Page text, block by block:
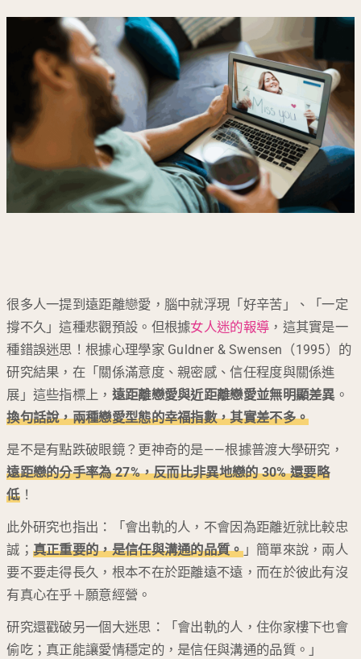
很多人一提到遠距離戀愛，腦中就浮現「好辛苦」、「一定
撐不久」這種悲觀預設。但根據女人迷的報導 ，這其實是一
種錯誤迷思！根據心理學家 Guldner & Swensen（1995）的
研究結果，在「關係滿意度、親密感、信任程度與關係進
展」這些指標上， 遠距離戀愛與近距離戀愛並無明顯差異。
換句話說，兩種戀愛型態的幸福指數，其實差不多。
是不是有點跌破眼鏡？更神奇的是——根據普渡大學研究，
遠距戀的分手率為 27%，反而比非異地戀的 30% 還要略
低！
此外研究也指出：「會出軌的人，不會因為距離近就比較忠
誠； 真正重要的，是信任與溝通的品質。」簡單來說，兩人
要不要走得長久，根本不在於距離遠不遠，而在於彼此有沒
有真心在乎＋願意經營。
研究還戳破另一個大迷思：「會出軌的人，住你家樓下也會
偷吃；真正能讓愛情穩定的，是信任與溝通的品質。」